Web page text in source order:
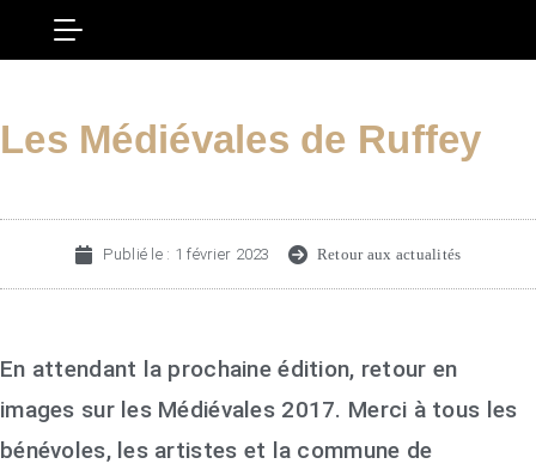
Les Médiévales de Ruffey
Publié le : 1 février 2023 Retour aux actualités
En attendant la prochaine édition, retour en
images sur les Médiévales 2017. Merci à tous les
bénévoles, les artistes et la commune de